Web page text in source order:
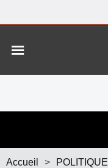
Accueil > POLITIQUE